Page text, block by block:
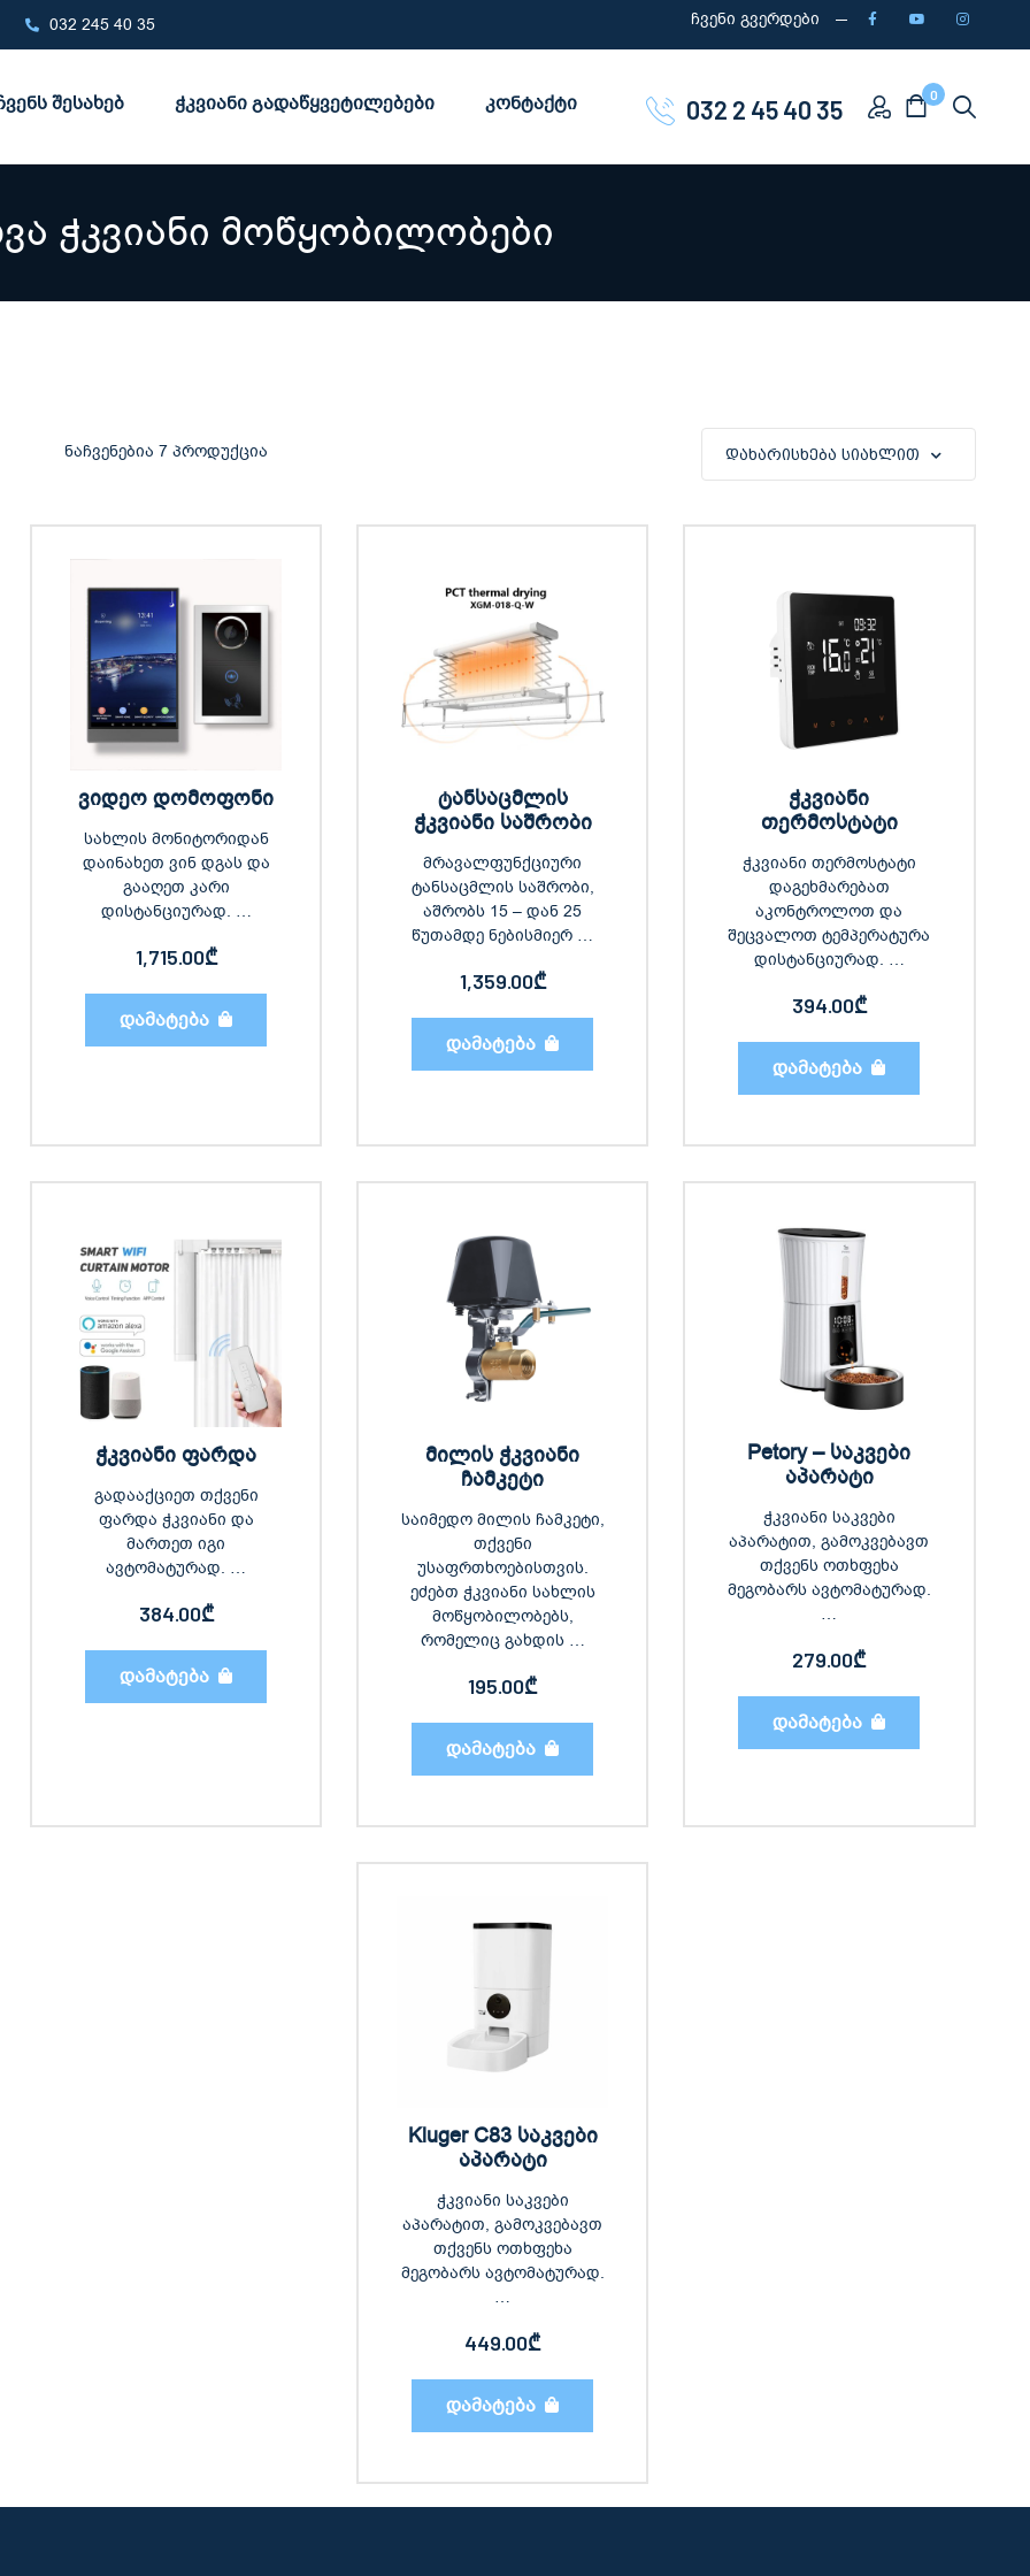
032 245 40 35 ჩვენი გვერდები
შესახებ ჭკვიანი გადაწყვეტილებები კონტაქტი 032 2 45 40 35 0
ჭკვიანი მოწყობილობები
ნაჩვენებია 7 პროდუქცია
ვიდეო დომოფონი
სახლის მონიტორიდან
დაინახეთ ვინ დგას და
გააღეთ კარი
დისტანციურად. …
1,715.00₾
დამატება
ტანსაცმლის
ჭკვიანი საშრობი
მრავალფუნქციური
ტანსაცმლის საშრობი,
აშრობს 15 – დან 25
წუთამდე ნებისმიერ …
1,359.00₾
დამატება
ჭკვიანი
თერმოსტატი
ჭკვიანი თერმოსტატი
დაგეხმარებათ
აკონტროლოთ და
შეცვალოთ ტემპერატურა
დისტანციურად. …
394.00₾
დამატება
ჭკვიანი ფარდა
გადააქციეთ თქვენი
ფარდა ჭკვიანი და
მართეთ იგი
ავტომატურად. …
384.00₾
დამატება
მილის ჭკვიანი
ჩამკეტი
საიმედო მილის ჩამკეტი,
თქვენი
უსაფრთხოებისთვის.
ეძებთ ჭკვიანი სახლის
მოწყობილობებს,
რომელიც გახდის …
195.00₾
დამატება
Petory – საკვები
აპარატი
ჭკვიანი საკვები
აპარატით, გამოკვებავთ
თქვენს ოთხფეხა
მეგობარს ავტომატურად.
…
279.00₾
დამატება
Kluger C83 საკვები
აპარატი
ჭკვიანი საკვები
აპარატით, გამოკვებავთ
თქვენს ოთხფეხა
მეგობარს ავტომატურად.
…
449.00₾
დამატება